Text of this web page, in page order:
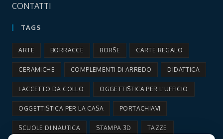
CONTATTI
tab
TAGS
ARTE BORRACCE BORSE CARTE REGALO
CERAMICHE COMPLEMENTI DI ARREDO DIDATTICA
LACCETTO DA COLLO OGGETTISTICA PER L'UFFICIO
OGGETTISTICA PER LA CASA PORTACHIAVI
SCUOLE DI NAUTICA STAMPA 3D TAZZE